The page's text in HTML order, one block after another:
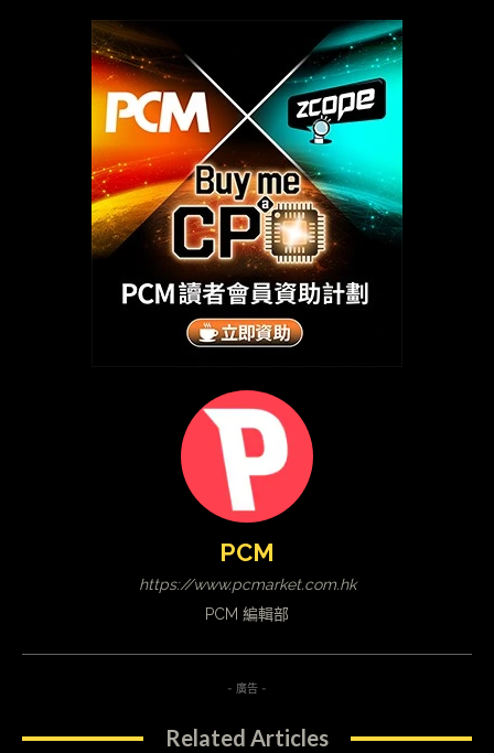
PCM
https://www.pcmarket.com.hk
PCM 編輯部
- 廣告 -
Related Articles